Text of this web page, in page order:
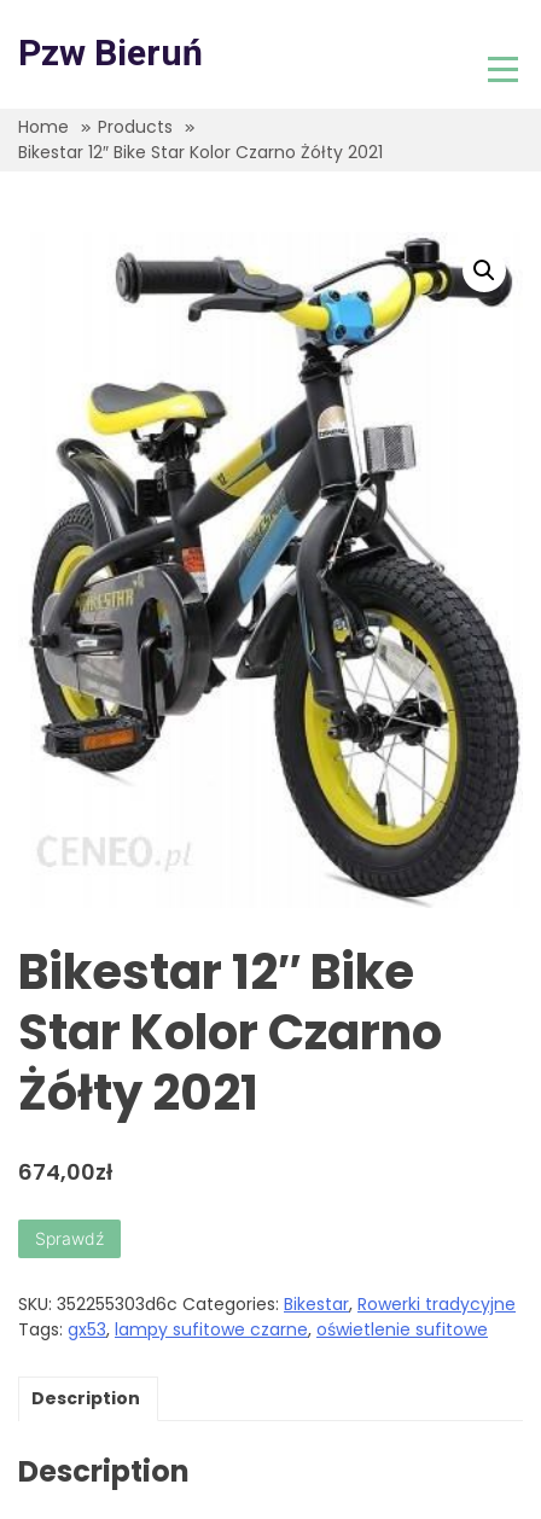
content
Pzw Bieruń
Home
Products
Bikestar 12″ Bike Star Kolor Czarno Żółty 2021
Bikestar 12″ Bike
Star Kolor Czarno
Żółty 2021
674,00zł
Sprawdź
SKU: 352255303d6c Categories: Bikestar, Rowerki tradycyjne
Tags: gx53, lampy sufitowe czarne, oświetlenie sufitowe
Description
Description